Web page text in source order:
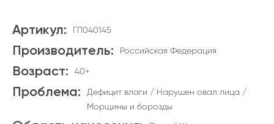
Артикул: ГП040145
Производитель: Российская Федерация
Возраст: 40+
Проблема:
Дефицит влаги / Нарушен овал лица /
Морщины и борозды